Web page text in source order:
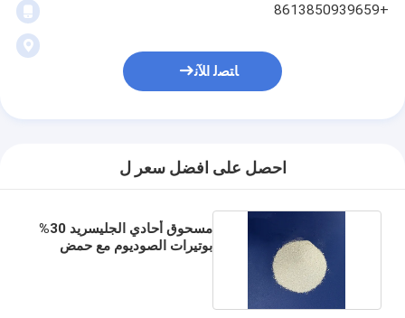
+8613850939659
ﺎﺘﺼﻟ ﺍﻶﻧ
احصل على افضل سعر ل
مسحوق أحادي الجليسريد 30%
بوتيرات الصوديوم مع حمض